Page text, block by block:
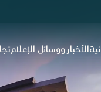
الأخبار ووسائل الإعلام